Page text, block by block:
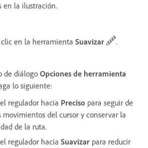
en la ilustración.
en la herramienta Suavizar .
de diálogo Opciones de herramienta
lo siguiente:
regulador hacia Preciso para seguir de
movimientos del cursor y conservar la
de la ruta.
regulador hacia Suavizar para reducir